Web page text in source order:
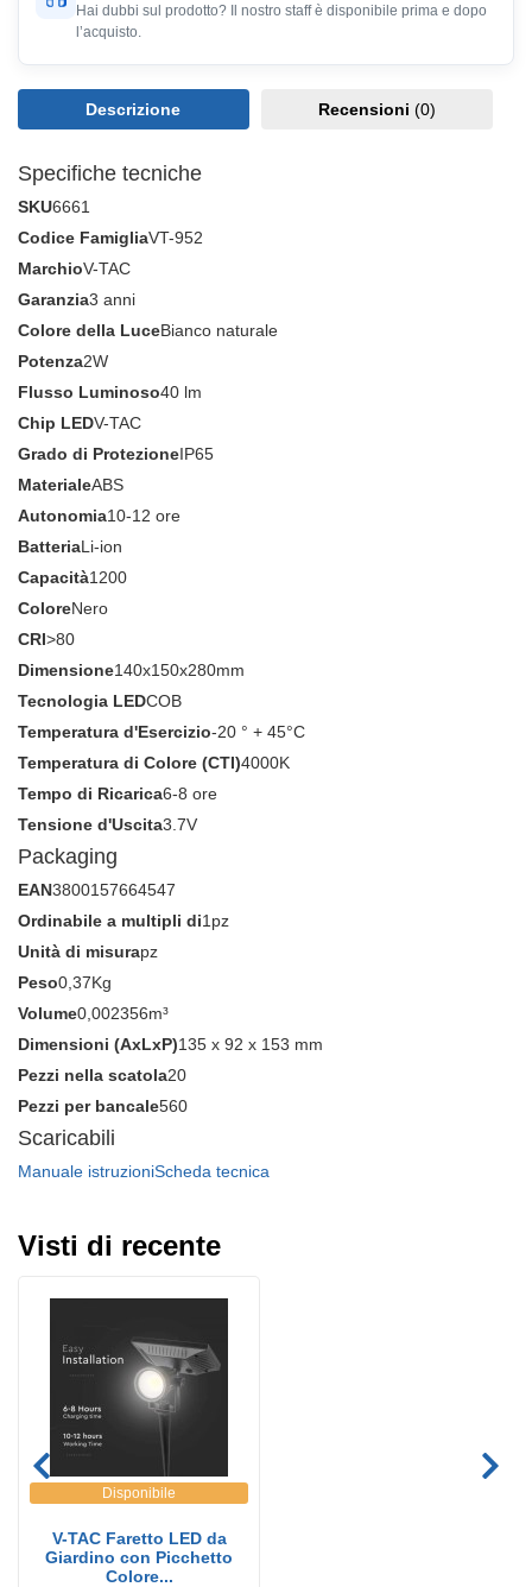
Hai dubbi sul prodotto? Il nostro staff è disponibile prima e dopo
l’acquisto.
Descrizione Recensioni (0)
Specifiche tecniche
SKU6661
Codice FamigliaVT-952
MarchioV-TAC
Garanzia3 anni
Colore della LuceBianco naturale
Potenza2W
Flusso Luminoso40 lm
Chip LEDV-TAC
Grado di ProtezioneIP65
MaterialeABS
Autonomia10-12 ore
BatteriaLi-ion
Capacità1200
ColoreNero
CRI>80
Dimensione140x150x280mm
Tecnologia LEDCOB
Temperatura d'Esercizio-20 ° + 45°C
Temperatura di Colore (CTI)4000K
Tempo di Ricarica6-8 ore
Tensione d'Uscita3.7V
Packaging
EAN3800157664547
Ordinabile a multipli di1pz
Unità di misurapz
Peso0,37Kg
Volume0,002356m³
Dimensioni (AxLxP)135 x 92 x 153 mm
Pezzi nella scatola20
Pezzi per bancale560
Scaricabili
Manuale istruzioniScheda tecnica
Visti di recente
Disponibile
V-TAC Faretto LED da
Giardino con Picchetto
Colore...